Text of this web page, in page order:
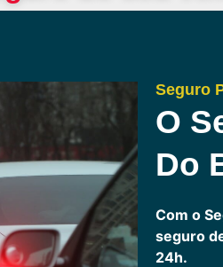
Seguro
O
Do
Com o
seguro
24h.